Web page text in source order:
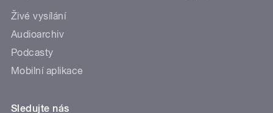
Živé vysílání
Audioarchiv
Podcasty
Mobilní aplikace
Sledujte nás